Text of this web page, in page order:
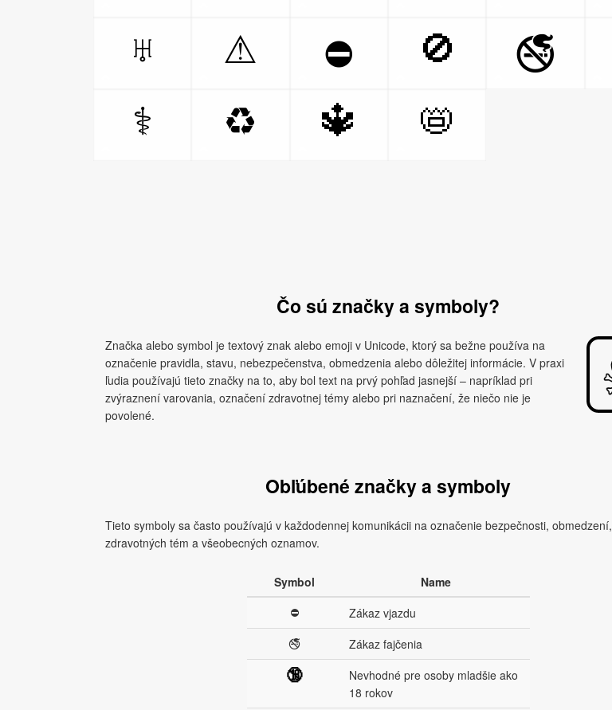
♅
⚠ ⛔ 🚫 🚭
⚕
♻ 🔱 📛
Čo sú značky a symboly?
Značka alebo symbol je textový znak alebo emoji v Unicode, ktorý sa bežne používa na
označenie pravidla, stavu, nebezpečenstva, obmedzenia alebo dôležitej informácie. V praxi
ľudia používajú tieto značky na to, aby bol text na prvý pohľad jasnejší – napríklad pri
zvýraznení varovania, označení zdravotnej témy alebo pri naznačení, že niečo nie je
povolené.
Obľúbené značky a symboly
Tieto symboly sa často používajú v každodennej komunikácii na označenie bezpečnosti, obmedzení,
zdravotných tém a všeobecných oznamov.
Symbol
Name
⛔
Zákaz vjazdu
🚭
Zákaz fajčenia
🔞
Nevhodné pre osoby mladšie ako
18 rokov